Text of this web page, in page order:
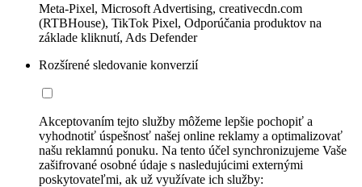
Meta-Pixel, Microsoft Advertising, creativecdn.com
(RTBHouse), TikTok Pixel, Odporúčania produktov na
základe kliknutí, Ads Defender
Rozšírené sledovanie konverzií
Akceptovaním tejto služby môžeme lepšie pochopiť a
vyhodnotiť úspešnosť našej online reklamy a optimalizovať
našu reklamnú ponuku. Na tento účel synchronizujeme Vaše
zašifrované osobné údaje s nasledujúcimi externými
poskytovateľmi, ak už využívate ich služby: